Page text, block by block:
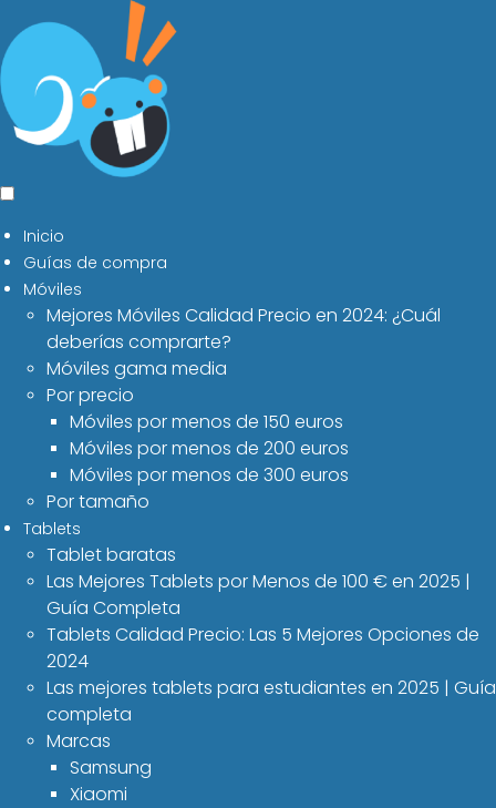
Inicio
Guías de compra
Móviles
Mejores Móviles Calidad Precio en 2024: ¿Cuál
deberías comprarte?
Móviles gama media
Por precio
Móviles por menos de 150 euros
Móviles por menos de 200 euros
Móviles por menos de 300 euros
Por tamaño
Tablets
Tablet baratas
Las Mejores Tablets por Menos de 100 € en 2025 |
Guía Completa
Tablets Calidad Precio: Las 5 Mejores Opciones de
2024
Las mejores tablets para estudiantes en 2025 | Guía
completa
Marcas
Samsung
Xiaomi